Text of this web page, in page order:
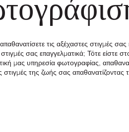
τις αξέχαστες στιγμές σας
στιγμές σας επαγγελματικά; Τότε είστε
μας υπηρεσία φωτογραφίας,
στιγμές της ζωής σας απαθανατίζοντας